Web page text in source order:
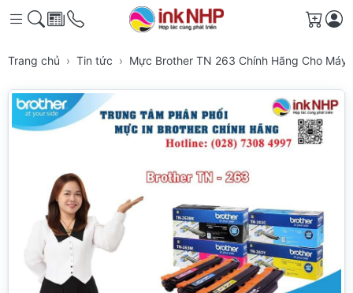
Giỏ
Trang chủ Tin tức Mực Brother TN 263 Chính Hãng Cho Máy